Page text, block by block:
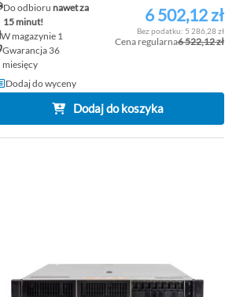
Do odbioru nawet za
15 minut!
W magazynie 1
Gwarancja 36
miesięcy
promocyjna
6 502,12 zł
5 286,28 zł
Cena regularna6 522,12 zł
Dodaj do wyceny
Dodaj do koszyka